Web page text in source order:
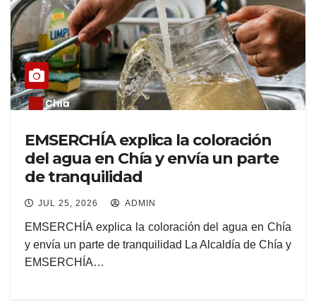
EMSERCHÍA explica la coloración
del agua en Chía y envía un parte
de tranquilidad
JUL 25, 2026 ADMIN
EMSERCHÍA explica la coloración del agua en Chía
y envía un parte de tranquilidad La Alcaldía de Chía y
EMSERCHÍA…